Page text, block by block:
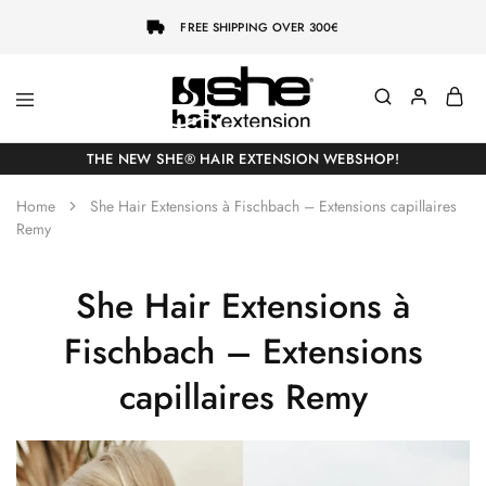
FREE SHIPPING OVER 300€
She-
Hairextensions
Socap
Premium
Hair
THE NEW SHE® HAIR EXTENSION WEBSHOP!
Home
She Hair Extensions à Fischbach – Extensions capillaires
Remy
She Hair Extensions à
Fischbach – Extensions
capillaires Remy